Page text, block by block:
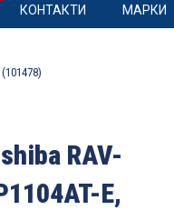
КОНТАКТИ МАРКИ
RAV-
E,